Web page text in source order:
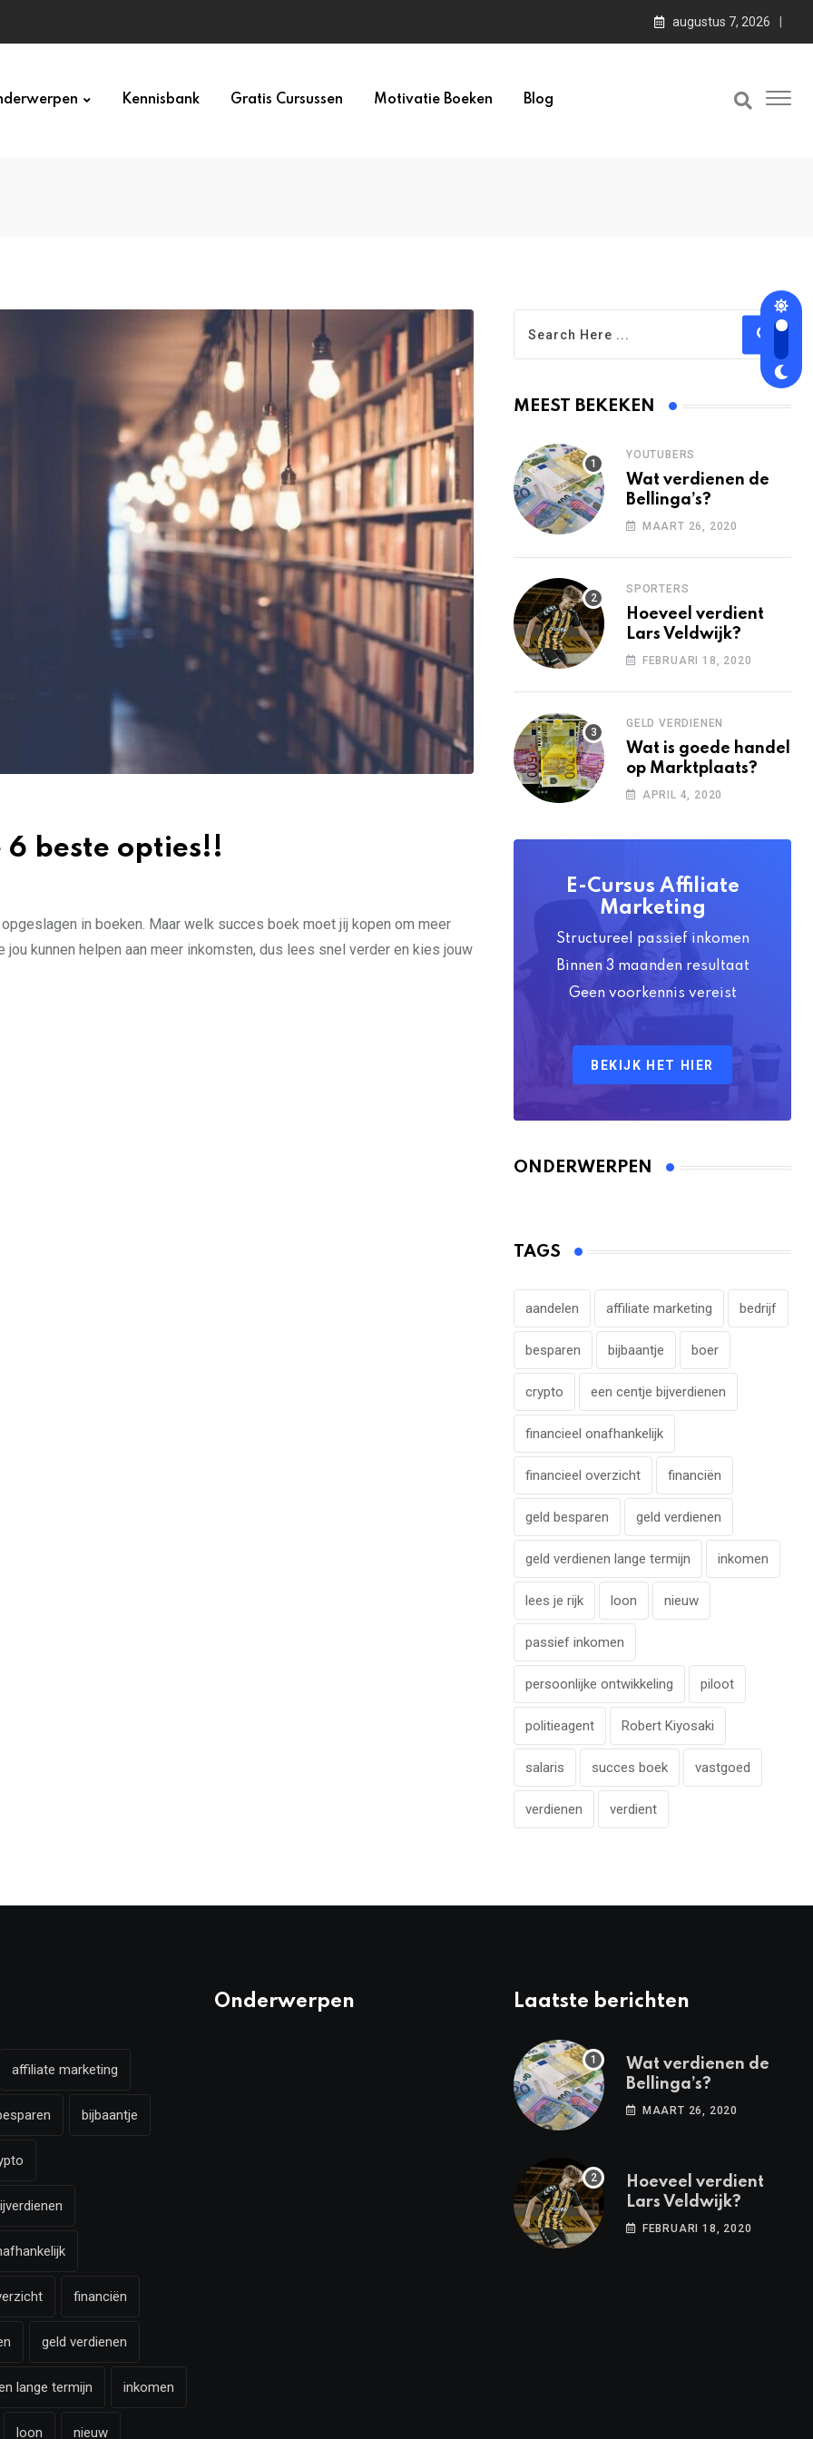
augustus 7, 2026
Kennisbank Gratis Cursussen Motivatie Boeken Blog
6 beste opties!!
in boeken. Maar welk succes boek moet jij kopen om meer
kunnen helpen aan meer inkomsten, dus lees snel verder en kies jouw
MEEST BEKEKEN
YOUTUBERS
Wat verdienen de
Bellinga’s?
MAART 26, 2020
SPORTERS
Hoeveel verdient
Lars Veldwijk?
FEBRUARI 18, 2020
GELD VERDIENEN
Wat is goede handel
op Marktplaats?
APRIL 4, 2020
E-Cursus Affiliate
Marketing
Structureel passief inkomen
Binnen 3 maanden resultaat
Geen voorkennis vereist
BEKIJK HET HIER
ONDERWERPEN
TAGS
aandelen affiliate marketing bedrijf
besparen bijbaantje boer
crypto een centje bijverdienen
financieel onafhankelijk
financieel overzicht financiën
geld besparen geld verdienen
geld verdienen lange termijn inkomen
lees je rijk loon nieuw
passief inkomen
persoonlijke ontwikkeling piloot
politieagent Robert Kiyosaki
salaris succes boek vastgoed
verdienen verdient
affiliate marketing
bijbaantje
financiën
geld verdienen
lange termijn inkomen
loon nieuw
Onderwerpen Laatste berichten
Wat verdienen de
Bellinga’s?
MAART 26, 2020
Hoeveel verdient
Lars Veldwijk?
FEBRUARI 18, 2020